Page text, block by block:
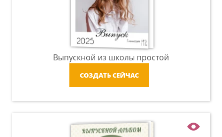
Выпускной из школы простой
СОЗДАТЬ СЕЙЧАС